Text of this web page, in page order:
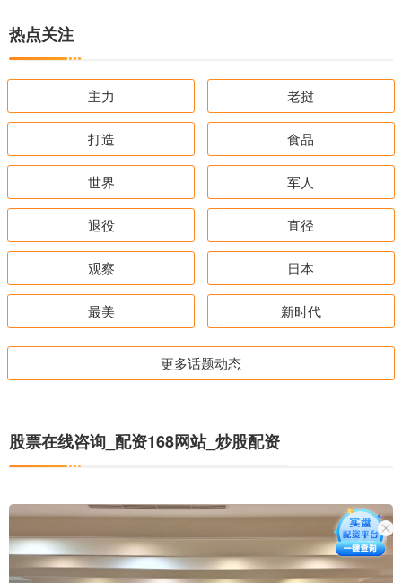
热点关注
主力 老挝
打造 食品
世界 军人
退役 直径
观察 日本
最美 新时代
更多话题动态
股票在线咨询_配资168网站_炒股配资